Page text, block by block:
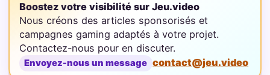
Boostez votre visibilité sur Jeu.video
Nous créons des articles sponsorisés et
campagnes gaming adaptés à votre projet.
Contactez-nous pour en discuter.
Envoyez-nous un message contact@jeu.video